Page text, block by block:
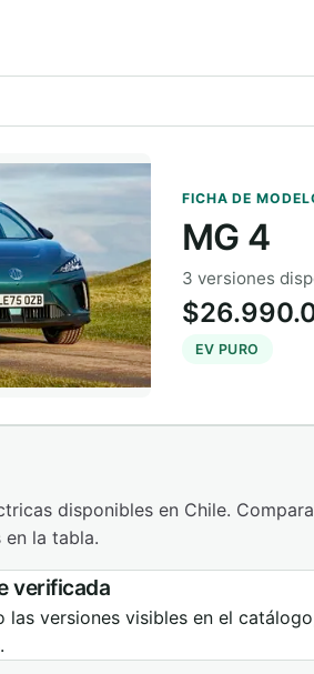
FICHA DE
MG 4
3 versiones
EV PURO
disponibles en Chile. Compara
la tabla.
verificada
versiones visibles en el